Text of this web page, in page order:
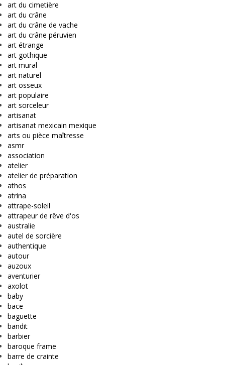
art du cimetière
art du crâne
art du crâne de vache
art du crâne péruvien
art étrange
art gothique
art mural
art naturel
art osseux
art populaire
art sorceleur
artisanat
artisanat mexicain mexique
arts ou pièce maîtresse
asmr
association
atelier
atelier de préparation
athos
atrina
attrape-soleil
attrapeur de rêve d'os
australie
autel de sorcière
authentique
autour
auzoux
aventurier
axolot
baby
bace
baguette
bandit
barbier
baroque frame
barre de crainte